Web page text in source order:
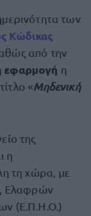
των
Κώδικας
από την
εφαρμογή η
«Μηδενική
της
η
τη χώρα, με
Ελαφρών
(Ε.Π.Η.Ο.)